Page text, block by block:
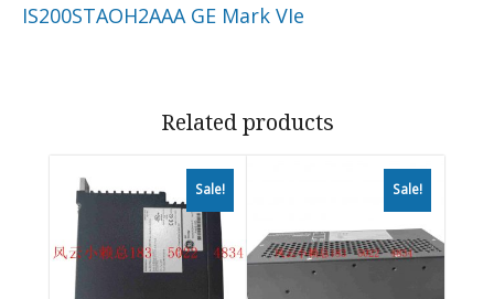
IS200STAOH2AAA GE Mark VIe
Related products
Sale! Sale!